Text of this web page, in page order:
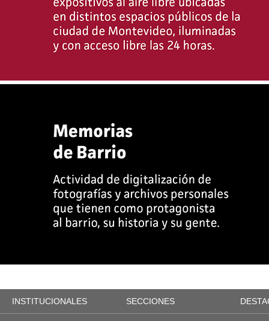
INSTITUCIONALES SECCIONES